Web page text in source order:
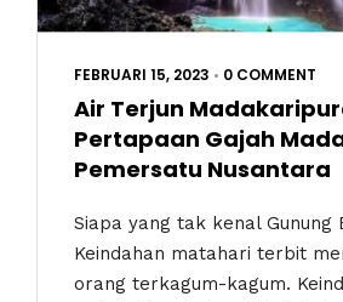
FEBRUARI 15, 2023 • 0 COMMENT
Air Terjun
Pertapaan Gajah
Pemersatu Nusantara
Siapa yang tak kenal Gunung
Keindahan matahari terbit
orang terkagum-kagum.